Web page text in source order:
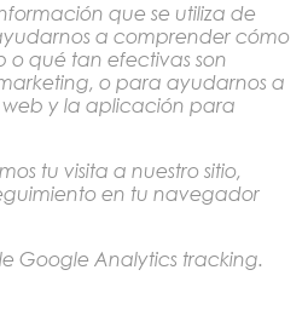
que se utiliza de
a comprender cómo
o qué tan efectivas son
o para ayudarnos a
web y la aplicación para
tu visita a nuestro sitio,
en tu navegador
Google Analytics tracking.